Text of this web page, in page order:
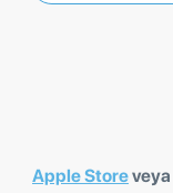
Apple Storeveya